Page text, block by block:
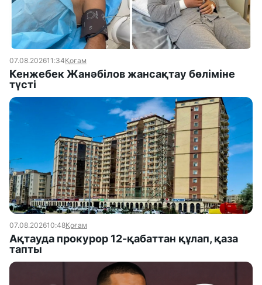
07.08.202611:34Қоғам
Кенжебек Жанәбілов жансақтау бөліміне
түсті
07.08.202610:48Қоғам
Ақтауда прокурор 12-қабаттан құлап, қаза
тапты